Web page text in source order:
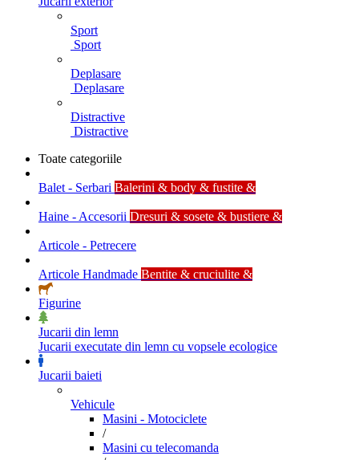
Sport
Sport
Deplasare
Deplasare
Distractive
Distractive
Toate categoriile
Balet - Serbari Balerini & body & fustite &
Haine - Accesorii Dresuri & sosete & bustiere &
Articole - Petrecere
Articole Handmade Bentite & cruciulite &
Figurine
Jucarii din lemn
Jucarii executate din lemn cu vopsele ecologice
Jucarii baieti
Vehicule
Masini - Motociclete
/
Masini cu telecomanda